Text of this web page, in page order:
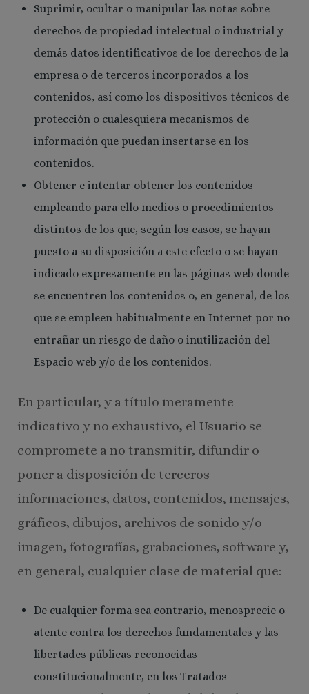
Suprimir, ocultar o manipular las notas sobre
derechos de propiedad intelectual o industrial y
demás datos identificativos de los derechos de la
empresa o de terceros incorporados a los
contenidos, así como los dispositivos técnicos de
protección o cualesquiera mecanismos de
información que puedan insertarse en los
contenidos.
Obtener e intentar obtener los contenidos
empleando para ello medios o procedimientos
distintos de los que, según los casos, se hayan
puesto a su disposición a este efecto o se hayan
indicado expresamente en las páginas web donde
se encuentren los contenidos o, en general, de los
que se empleen habitualmente en Internet por no
entrañar un riesgo de daño o inutilización del
Espacio web y/o de los contenidos.
En particular, y a título meramente
indicativo y no exhaustivo, el Usuario se
compromete a no transmitir, difundir o
poner a disposición de terceros
informaciones, datos, contenidos, mensajes,
gráficos, dibujos, archivos de sonido y/o
imagen, fotografías, grabaciones, software y,
en general, cualquier clase de material que:
De cualquier forma sea contrario, menosprecie o
atente contra los derechos fundamentales y las
libertades públicas reconocidas
constitucionalmente, en los Tratados